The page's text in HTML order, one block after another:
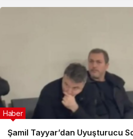
Şamil Tayyar’dan Uyuşturucu
Haber